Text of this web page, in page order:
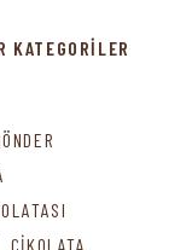
KATEGORİLER
ÇİKOLATA